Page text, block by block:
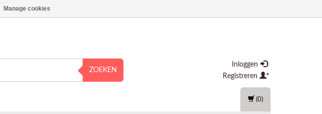
ZOEKEN
Inloggen
Registreren
(0)
Manage cookies